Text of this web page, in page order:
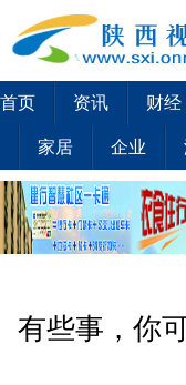
首页 资讯 财经
家居 企业
有些事，你